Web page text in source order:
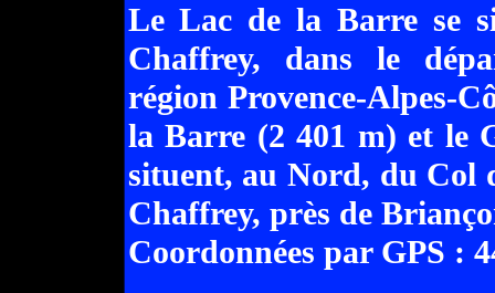
Le Lac de la Barre se
Chaffrey, dans le
région Provence-Alpes-
la Barre (2 401 m) et le
situent, au Nord, du Col
Chaffrey, près de
Coordonnées par GPS :